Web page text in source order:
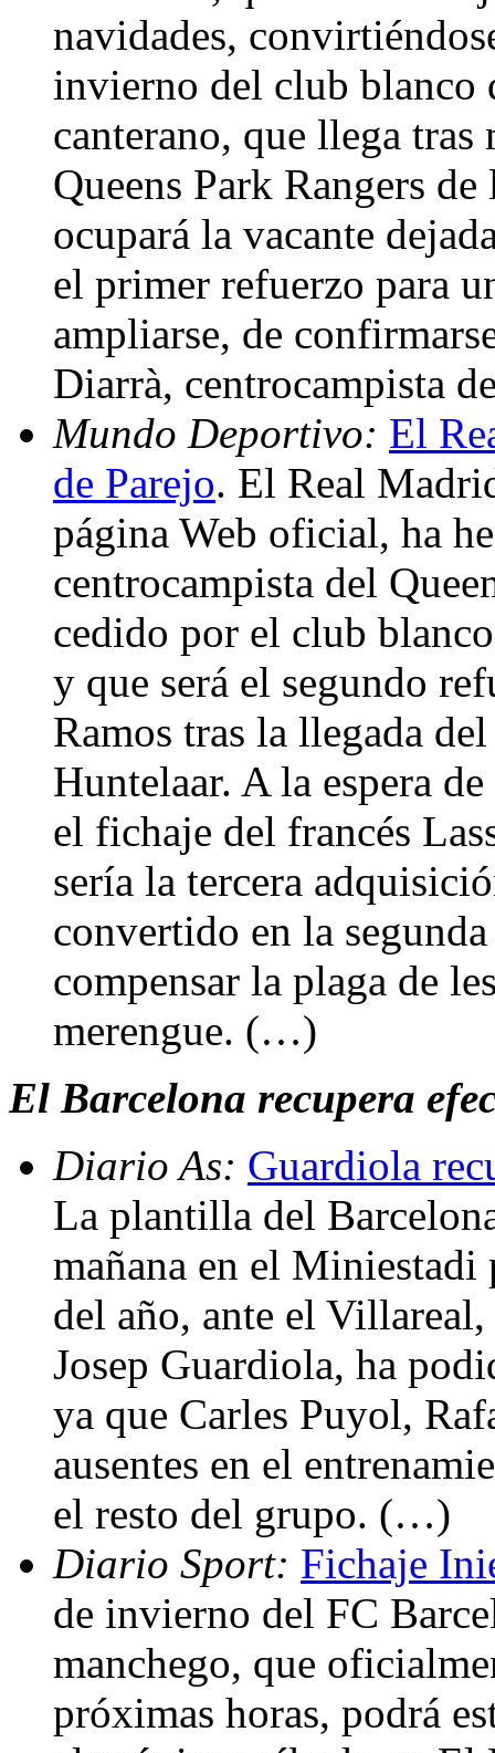
navidades,
invierno del club blanco
canterano, que llega
Queens Park Rangers
ocupará la vacante
el primer refuerzo para
ampliarse, de
Diarrà, centrocampista
Mundo Deportivo: El
de Parejo. El Real
página Web oficial, ha
centrocampista del
cedido por el club
y que será el segundo
Ramos tras la llegada
Huntelaar. A la espera
el fichaje del francés
sería la tercera
convertido en la
compensar la plaga de
merengue. (…)
El Barcelona recupera
Diario As: Guardiola
La plantilla del
mañana en el
del año, ante el
Josep Guardiola, ha
ya que Carles Puyol,
ausentes en el
el resto del grupo. (…)
Diario Sport: Fichaje
de invierno del FC
manchego, que
próximas horas, podrá